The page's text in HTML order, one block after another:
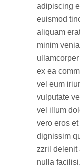
adipiscing
euismod
aliquam
minim
ex ea
vel eum
vulputate
vel illum
vero eros
dignissim
zzril delenit
nulla